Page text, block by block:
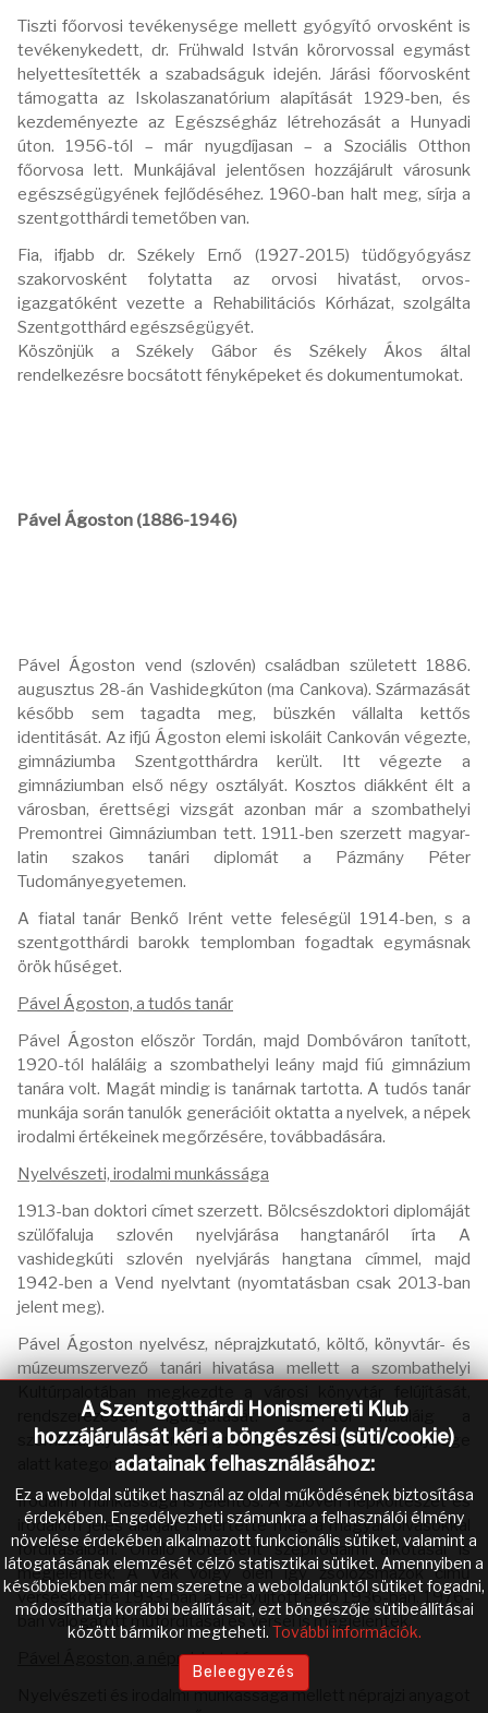
Tiszti főorvosi tevékenysége mellett gyógyító orvosként is
tevékenykedett, dr. Frühwald István körorvossal egymást
helyettesítették a szabadságuk idején. Járási főorvosként
támogatta az Iskolaszanatórium alapítását 1929-ben, és
kezdeményezte az Egészségház létrehozását a Hunyadi
úton. 1956-tól – már nyugdíjasan – a Szociális Otthon
főorvosa lett. Munkájával jelentősen hozzájárult városunk
egészségügyének fejlődéséhez. 1960-ban halt meg, sírja a
szentgotthárdi temetőben van.
Fia, ifjabb dr. Székely Ernő (1927-2015) tüdőgyógyász
szakorvosként folytatta az orvosi hivatást, orvos-
igazgatóként vezette a Rehabilitációs Kórházat, szolgálta
Szentgotthárd egészségügyét.
Köszönjük a Székely Gábor és Székely Ákos által
rendelkezésre bocsátott fényképeket és dokumentumokat.
Pável Ágoston (1886-1946)
Pável Ágoston vend (szlovén) családban született 1886.
augusztus 28-án Vashidegkúton (ma Cankova). Származását
később sem tagadta meg, büszkén vállalta kettős
identitását. Az ifjú Ágoston elemi iskoláit Cankován végezte,
gimnáziumba Szentgotthárdra került. Itt végezte a
gimnáziumban első négy osztályát. Kosztos diákként élt a
városban, érettségi vizsgát azonban már a szombathelyi
Premontrei Gimnáziumban tett. 1911-ben szerzett magyar-
latin szakos tanári diplomát a Pázmány Péter
Tudományegyetemen.
A fiatal tanár Benkő Irént vette feleségül 1914-ben, s a
szentgotthárdi barokk templomban fogadtak egymásnak
örök hűséget.
Pável Ágoston, a tudós tanár
Pável Ágoston először Tordán, majd Dombóváron tanított,
1920-tól haláláig a szombathelyi leány majd fiú gimnázium
tanára volt. Magát mindig is tanárnak tartotta. A tudós tanár
munkája során tanulók generációit oktatta a nyelvek, a népek
irodalmi értékeinek megőrzésére, továbbadására.
Nyelvészeti, irodalmi munkássága
1913-ban doktori címet szerzett. Bölcsészdoktori diplomáját
szülőfaluja szlovén nyelvjárása hangtanáról írta A
vashidegkúti szlovén nyelvjárás hangtana címmel, majd
1942-ben a Vend nyelvtant (nyomtatásban csak 2013-ban
jelent meg).
Pável Ágoston nyelvész, néprajzkutató, költő, könyvtár- és
múzeumszervező tanári hivatása mellett a szombathelyi
rendszerezését, igazgatását. 1924-től haláláig a
szombathelyi múzeum könyvtárának őre volt. Tevékenysége
alatt kategorizálták a könyveket.
Irodalmi munkássága is jelentős. A szlovén népköltészet és
irodalom jeles alakjait ismertette meg a magyar olvasókkal
fordításaiban. Önálló kötetként szépirodalmi alkotásai is
megjelentek: A Vak völgy ölén így zsolozsmázok című
verseskötete 1933-ban, a Felgyújtott erdő 1936-ban. 1976-
ban válogatott műfordításai és versei is megjelentek.
Pável Ágoston, a néprajzkutató
Nyelvészeti és irodalmi munkássága mellett néprajzi anyagot
A Szentgotthárdi Honismereti Klub
hozzájárulását kéri a böngészési (süti/cookie)
adatainak felhasználásához:
Ez a weboldal sütiket használ az oldal működésének biztosítása
érdekében. Engedélyezheti számunkra a felhasználói élmény
növelése érdekében alkalmazott funkcionális sütiket, valamint a
látogatásának elemzését célzó statisztikai sütiket. Amennyiben a
későbbiekben már nem szeretne a weboldalunktól sütiket fogadni,
módosíthatja korábbi beállításait, ezt böngészője sütibeállításai
között bármikor megteheti. További információk.
Beleegyezés